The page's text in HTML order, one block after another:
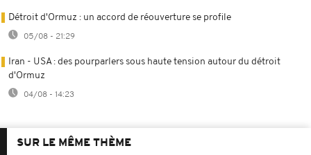
Détroit d'Ormuz : un accord de réouverture se profile
05/08 - 21:29
Iran - USA : des pourparlers sous haute tension autour du détroit
d'Ormuz
04/08 - 14:23
SUR LE MÊME THÈME